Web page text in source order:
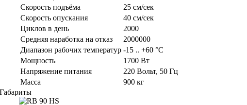
Скорость подъёма
25 см/сек
Скорость опускания
40 см/сек
Циклов в день
2000
Средняя наработка на отказ
2000000
Диапазон рабочих температур -15 .. +60 °C
Мощность
1700 Вт
Напряжение питания
220 Вольт, 50 Гц
Масса
900 кг
Габариты